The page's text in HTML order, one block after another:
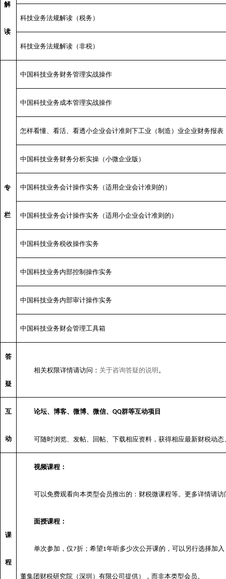
解
读
科技业务法规解读（税务）
科技业务法规解读（非税）
专
栏
中国科技业务财务管理实战操作
中国科技业务成本管理实战操作
怎样看懂、看活、看透小企业会计准则下工业（制造）业企业财务报表
中国科技业务财务分析实操（小微企业版）
中国科技业务会计操作实务（适用企业会计准则的）
中国科技业务会计操作实务（适用小企业会计准则的）
中国科技业务税收操作实务
中国科技业务内部控制操作实务
中国科技业务内部审计操作实务
中国科技业务财会管理工具箱
答
疑
相关权限详情请访问： 关于咨询答疑的说明 。
互
动
论坛、博客、微博、微信、 QQ群等互动项目
可随时浏览、发帖、回帖、下载相应资料，获得相应最新财税动
课
程
视频课程：
可以免费观看向本类型会员推出的：财税微课程等。更多详情请访
面授课程：
单次参加，仅7折；希望1年听多少次公开课的，可以另行选择加
董集团财税研究院（深圳）有限公司提供），而非本类型会员。